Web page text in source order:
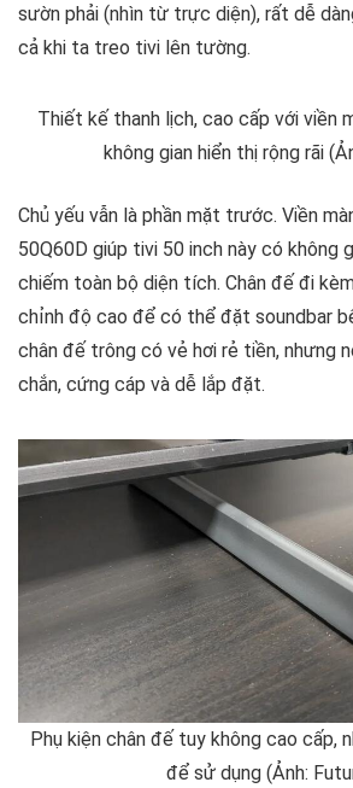
sườn phải (nhìn từ trực diện), rất dễ
cả khi ta treo tivi lên tường.
Thiết kế thanh lịch, cao cấp với viền
không gian hiển thị rộng rãi
Chủ yếu vẫn là phần mặt trước. Viền
50Q60D giúp tivi 50 inch này có không
chiếm toàn bộ diện tích. Chân đế đi
chỉnh độ cao để có thể đặt soundbar
chân đế trông có vẻ hơi rẻ tiền, nhưng
chắn, cứng cáp và dễ lắp đặt.
Phụ kiện chân đế tuy không cao cấp,
để sử dụng (Ảnh: